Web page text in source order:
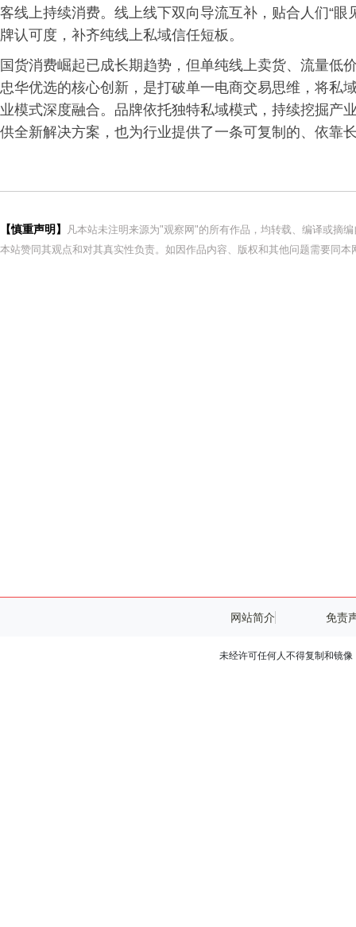
客线上持续消费。线上线下双向导流互补，贴合人们“
牌认可度，补齐纯线上私域信任短板。
国货消费崛起已成长期趋势，但单纯线上卖货、流量低
忠华优选的核心创新，是打破单一电商交易思维，将私
业模式深度融合。品牌依托独特私域模式，持续挖掘产
供全新解决方案，也为行业提供了一条可复制的、依靠
【慎重声明】
凡本站未注明来源为"观察网"的所有作品，均转载、编译或摘
本站赞同其观点和对其真实性负责。如因作品内容、版权和其他问题需要同本
网站简介 免责
未经许可任何人不得复制和镜